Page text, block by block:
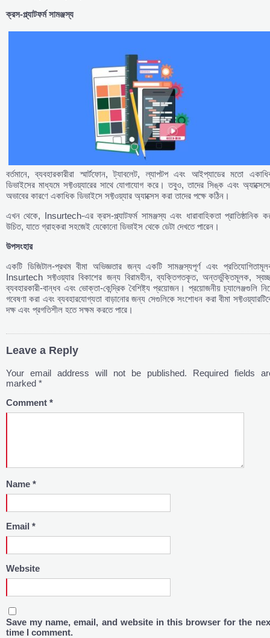
ক্রস-প্ল্যাটফর্মসামঞ্জস্য
বর্তমানে, ব্যবহারকারীরা স্মার্টফোন, ট্যাবলেট, ল্যাপটপ এবং আইপ্যাডের মতো
ডিভাইসের মাধ্যমে সফ্টওয়্যারের সাথে যোগাযোগ করে। তবুও, তাদের সিঙ্ক এবং
অভাবের কারণে একাধিক ডিভাইসে সফ্টওয়্যার অ্যাক্সেস করা তাদের পক্ষে কঠিন।
এখন থেকে, Insurtech-এর ক্রস-প্ল্যাটফর্ম সামঞ্জস্য এবং ধারাবাহিকতা প্রাতিষ্ঠানিক
উচিত, যাতে গ্রাহকরা সহজেই যেকোনো ডিভাইস থেকে ডেটা দেখতে পারেন।
উপসংহার
একটি ডিজিটাল-প্রথম বীমা অভিজ্ঞতার জন্য একটি সামঞ্জস্যপূর্ণ এবং
Insurtech সফ্টওয়্যার বিকাশের জন্য বিরামহীন, ব্যক্তিগতকৃত, অন্তর্ভুক্তিমূলক,
ব্যবহারকারী-বান্ধব এবং ভোক্তা-কেন্দ্রিক বৈশিষ্ট্য প্রয়োজন। প্রয়োজনীয় চ্যালেঞ্জগুলি
গবেষণা করা এবং ব্যবহারযোগ্যতা বাড়ানোর জন্য সেগুলিকে সংশোধন করা বীমা
দক্ষ এবং প্রগতিশীল হতে সক্ষম করতে পারে।
Leave a Reply
Your email address will not be published.
Required fields
marked *
Comment *
Name *
Email *
Website
Save my name, email, and website in this browser for the
time I comment.